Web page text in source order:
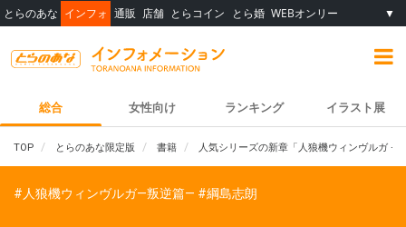
とらのあな インフォ 通販 店舗 とらコイン とら婚 WEBオンリー ▼
総合 女性向け ランキング イラスト展
TOP とらのあな限定版 書籍 人気シリーズの新章「人狼機ウィンヴルガ ―
#人狼機ウィンヴルガ―叛逆篇― #綱島志朗